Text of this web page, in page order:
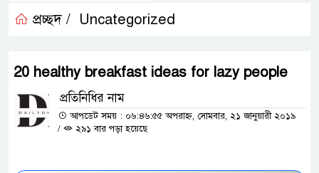
প্রচ্ছদ / Uncategorized
20 healthy breakfast ideas for lazy people
প্রতিনিধির নাম
আপডেট সময় : ০৬:৪৬:৫৫ অপরাহ্ন, সোমবার, ২১ জানুয়ারী ২০১৯
/
২৯১ বার পড়া হয়েছে